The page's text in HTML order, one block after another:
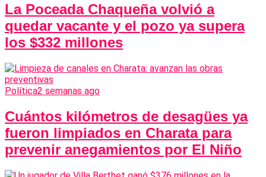
La Poceada Chaqueña volvió a
quedar vacante y el pozo ya supera
los $332 millones
Política2 semanas ago
Cuántos kilómetros de desagües ya
fueron limpiados en Charata para
prevenir anegamientos por El Niño